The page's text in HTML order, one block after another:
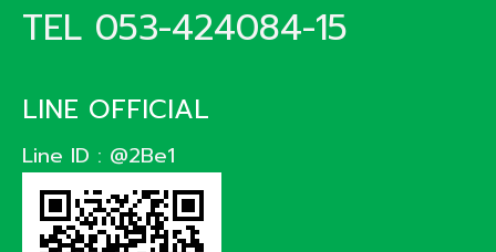
TEL 053-424084-15
LINE OFFICIAL
Line ID : @2Be1